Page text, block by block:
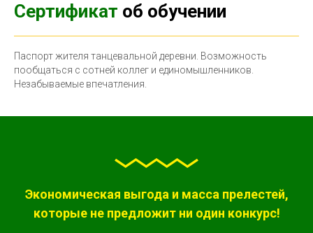
Сертификат об обучении
Паспорт жителя танцевальной деревни. Возможность
пообщаться с сотней коллег и единомышленников.
Незабываемые впечатления.
Экономическая выгода и масса прелестей,
которые не предложит ни один конкурс!